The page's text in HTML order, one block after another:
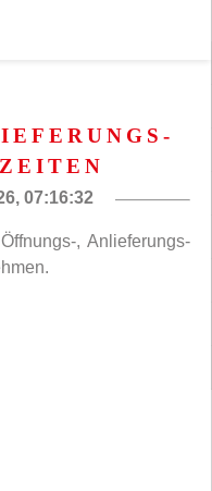
07:16:32
, Anlieferungs-